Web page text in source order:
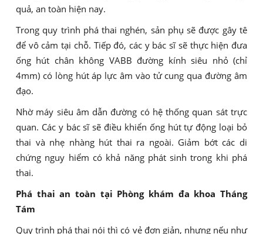
quả, an toàn hiện nay.
Trong quy trình phá thai nghén, sản phụ sẽ được gây tê
để vô cảm tại chỗ. Tiếp đó, các y bác sĩ sẽ thực hiện đưa
ống hút chân không VABB đường kính siêu nhỏ (chỉ
4mm) có lòng hút áp lực âm vào tử cung qua đường âm
đạo.
Nhờ máy siêu âm dẫn đường có hệ thống quan sát trực
quan. Các y bác sĩ sẽ điều khiển ống hút tự động loại bỏ
thai và nhẹ nhàng hút thai ra ngoài. Giảm bớt các di
chứng nguy hiểm có khả năng phát sinh trong khi phá
thai.
Phá thai an toàn tại Phòng khám đa khoa Tháng
Tám
Quy trình phá thai nói thì có vẻ đơn giản, nhưng nếu như